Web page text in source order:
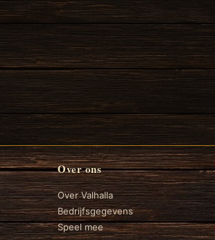
Over ons
Over Valhalla
Bedrijfsgegevens
Speel mee